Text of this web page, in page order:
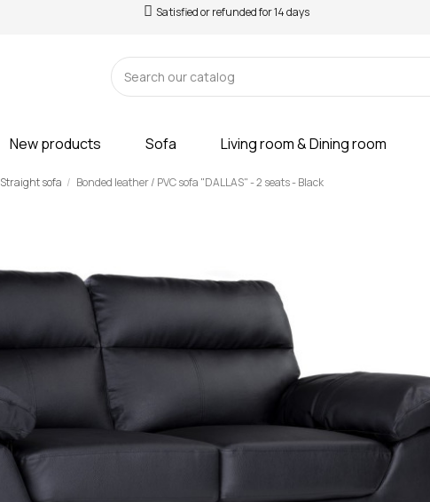
Satisfied or refunded for 14 days
New products Sofa Living room & Dining room
Straight sofa Bonded leather / PVC sofa "DALLAS" - 2 seats - Black